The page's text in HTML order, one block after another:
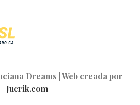
Dreams | Web creada por
Jucrik.com